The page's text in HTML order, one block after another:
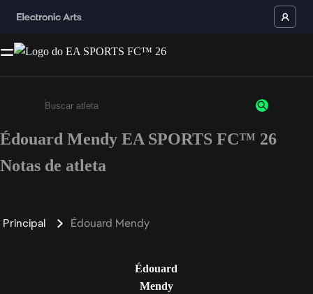
Insira pelo menos 3 caracteres ou números
Édouard Mendy EA SPORTS FC™ 26
Notas de atleta
Principal Édouard Mendy
Édouard
Mendy